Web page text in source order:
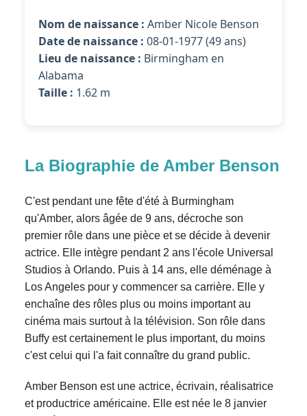
Nom de naissance : Amber Nicole Benson
Date de naissance : 08-01-1977 (49 ans)
Lieu de naissance : Birmingham en
Alabama
Taille : 1.62 m
La Biographie de Amber Benson
C'est pendant une fête d'été à Burmingham
qu'Amber, alors âgée de 9 ans, décroche son
premier rôle dans une pièce et se décide à devenir
actrice. Elle intègre pendant 2 ans l'école Universal
Studios à Orlando. Puis à 14 ans, elle déménage à
Los Angeles pour y commencer sa carrière. Elle y
enchaîne des rôles plus ou moins important au
cinéma mais surtout à la télévision. Son rôle dans
Buffy est certainement le plus important, du moins
c'est celui qui l'a fait connaître du grand public.
Amber Benson est une actrice, écrivain, réalisatrice
et productrice américaine. Elle est née le 8 janvier